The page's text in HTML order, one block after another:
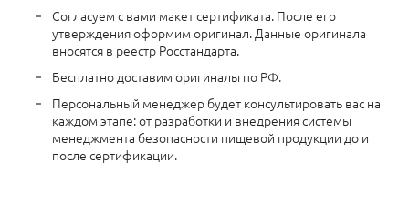
Согласуем с вами макет сертификата. После его
утверждения оформим оригинал. Данные оригинала
вносятся в реестр Росстандарта.
Бесплатно доставим оригиналы по РФ.
Персональный менеджер будет консультировать вас на
каждом этапе: от разработки и внедрения системы
менеджмента безопасности пищевой продукции до и
после сертификации.